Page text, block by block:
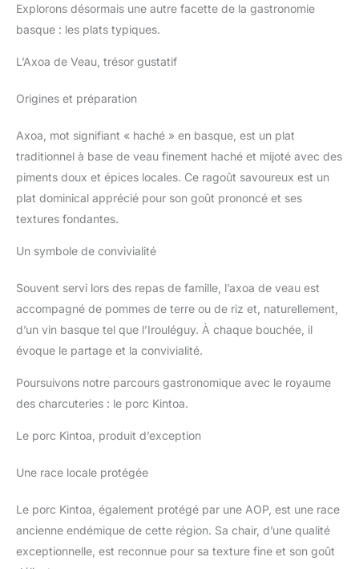
Explorons désormais une autre facette de la gastronomie
basque : les plats typiques.
L’Axoa de Veau, trésor gustatif
Origines et préparation
Axoa, mot signifiant « haché » en basque, est un plat
traditionnel à base de veau finement haché et mijoté avec des
piments doux et épices locales. Ce ragoût savoureux est un
plat dominical apprécié pour son goût prononcé et ses
textures fondantes.
Un symbole de convivialité
Souvent servi lors des repas de famille, l’axoa de veau est
accompagné de pommes de terre ou de riz et, naturellement,
d’un vin basque tel que l’Irouléguy. À chaque bouchée, il
évoque le partage et la convivialité.
Poursuivons notre parcours gastronomique avec le royaume
des charcuteries : le porc Kintoa.
Le porc Kintoa, produit d’exception
Une race locale protégée
Le porc Kintoa, également protégé par une AOP, est une race
ancienne endémique de cette région. Sa chair, d’une qualité
exceptionnelle, est reconnue pour sa texture fine et son goût